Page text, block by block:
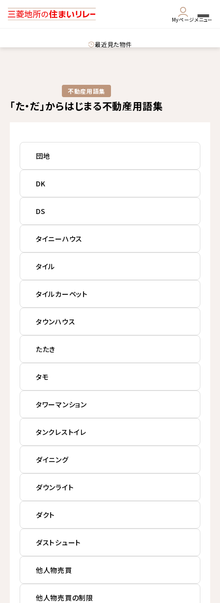
Myページメニュー
最近見た物件
不動産用語集​
「た・だ」からはじまる不動産用語集
団地
DK
DS
タイニーハウス
タイル
タイルカーペット
タウンハウス
たたき
タモ
タワーマンション
タンクレストイレ
ダイニング
ダウンライト
ダクト
ダストシュート
他人物売買
他人物売買の制限